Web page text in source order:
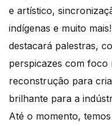
e artístico,
indígenas e muito
destacará palestras,
perspicazes com foco
reconstrução para
brilhante para a
Até o momento, temos